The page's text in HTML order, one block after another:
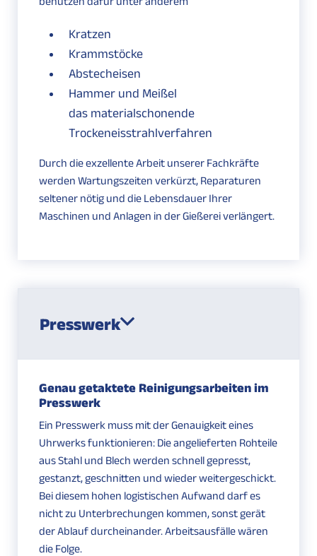
Kratzen
Krammstöcke
Abstecheisen
Hammer und Meißel
das materialschonende
Trockeneisstrahlverfahren
Durch die exzellente Arbeit unserer Fachkräfte
werden Wartungszeiten verkürzt, Reparaturen
seltener nötig und die Lebensdauer Ihrer
Maschinen und Anlagen in der Gießerei verlängert.
Presswerk
Genau getaktete Reinigungsarbeiten im
Presswerk
Ein Presswerk muss mit der Genauigkeit eines
Uhrwerks funktionieren: Die angelieferten Rohteile
aus Stahl und Blech werden schnell gepresst,
gestanzt, geschnitten und wieder weitergeschickt.
Bei diesem hohen logistischen Aufwand darf es
nicht zu Unterbrechungen kommen, sonst gerät
der Ablauf durcheinander. Arbeitsausfälle wären
die Folge.